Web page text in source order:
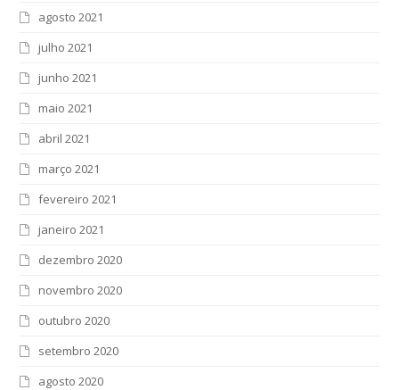
agosto 2021
julho 2021
junho 2021
maio 2021
abril 2021
março 2021
fevereiro 2021
janeiro 2021
dezembro 2020
novembro 2020
outubro 2020
setembro 2020
agosto 2020